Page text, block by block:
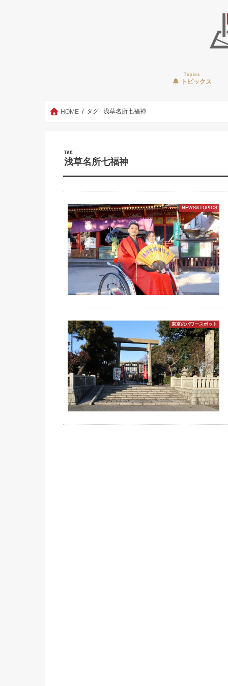
Topics
トピックス
HOME タグ : 浅草名所七福神
TAG
浅草名所七福神
NEWS&TOPICS
東京のパワースポット